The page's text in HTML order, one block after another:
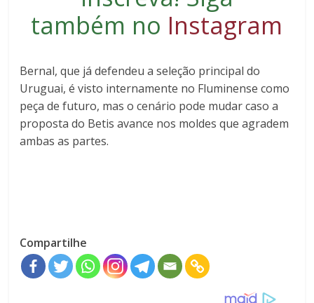
também no Instagram
Bernal, que já defendeu a seleção principal do
Uruguai, é visto internamente no Fluminense como
peça de futuro, mas o cenário pode mudar caso a
proposta do Betis avance nos moldes que agradem
ambas as partes.
Compartilhe